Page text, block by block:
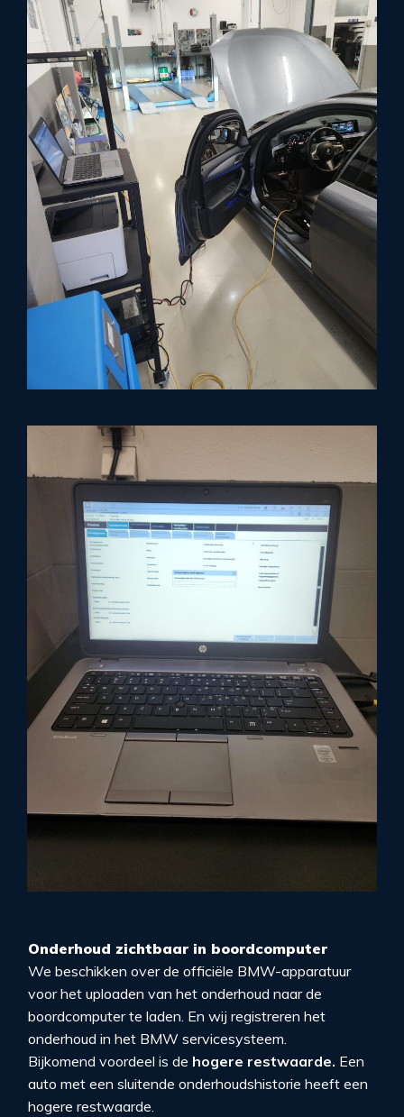
Onderhoud zichtbaar in boordcomputer
We beschikken over de officiële BMW-apparatuur
voor het uploaden van het onderhoud naar de
boordcomputer te laden. En wij registreren het
onderhoud in het BMW servicesysteem.
Bijkomend voordeel is de hogere restwaarde. Een
auto met een sluitende onderhoudshistorie heeft een
hogere restwaarde.